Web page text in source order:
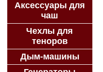
Аксессуары для
чаш
Чехлы для
теноров
Дым-машины